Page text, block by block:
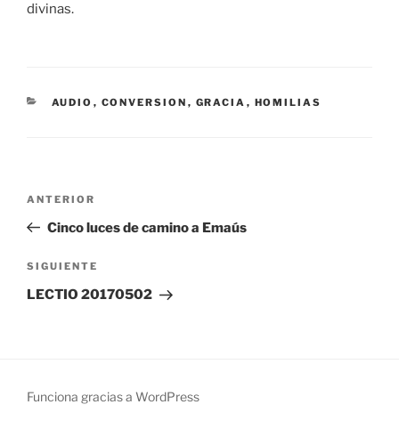
divinas.
CATEGORÍAS
AUDIO , CONVERSION , GRACIA , HOMILIAS
entradas
Entrada
anterior:
ANTERIOR
Cinco luces de camino a Emaús
Siguiente
entrada
SIGUIENTE
LECTIO 20170502
Funciona gracias a WordPress